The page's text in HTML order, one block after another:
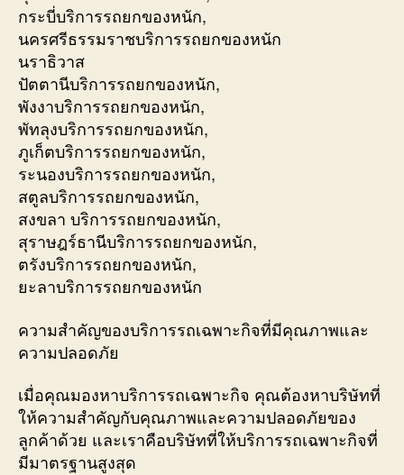
กระบี่บริการรถยกของหนัก,
นครศรีธรรมราชบริการรถยกของหนัก
นราธิวาส
ปัตตานีบริการรถยกของหนัก,
พังงาบริการรถยกของหนัก,
พัทลุงบริการรถยกของหนัก,
ภูเก็ตบริการรถยกของหนัก,
ระนองบริการรถยกของหนัก,
สตูลบริการรถยกของหนัก,
สงขลา บริการรถยกของหนัก,
สุราษฎร์ธานีบริการรถยกของหนัก,
ตรังบริการรถยกของหนัก,
ยะลาบริการรถยกของหนัก
ความสำคัญของบริการรถเฉพาะกิจที่มีคุณภาพและ
ความปลอดภัย
เมื่อคุณมองหาบริการรถเฉพาะกิจ คุณต้องหาบริษัทที่
ให้ความสำคัญกับคุณภาพและความปลอดภัยของ
ลูกค้าด้วย และเราคือบริษัทที่ให้บริการรถเฉพาะกิจที่
มีมาตรฐานสูงสุด